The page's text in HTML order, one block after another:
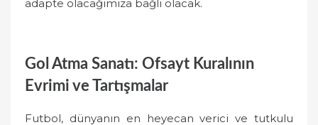
adapte olacağımıza bağlı olacak.
Gol Atma Sanatı: Ofsayt Kuralının
Evrimi ve Tartışmalar
Futbol, dünyanın en heyecan verici ve tutkulu